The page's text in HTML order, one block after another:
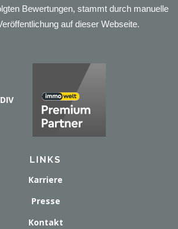
Bewertungen, stammt durch manuelle
auf dieser Webseite.
LINKS
Karriere
Presse
Kontakt